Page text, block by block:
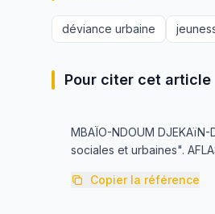
déviance urbaine
Pour citer cet article
MBAÏO-NDOUM
sociales et urbaines".
Copier la référence